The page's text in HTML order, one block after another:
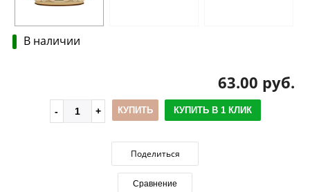
В наличии
63.00 руб.
КУПИТЬ КУПИТЬ В 1 КЛИК
Поделиться
Сравнение